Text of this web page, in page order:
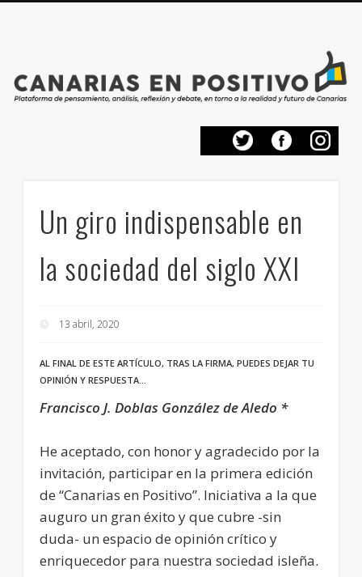
Un giro indispensable en
la sociedad del siglo XXI
13 abril, 2020
AL FINAL DE ESTE ARTÍCULO, TRAS LA FIRMA, PUEDES DEJAR TU
OPINIÓN Y RESPUESTA…
Francisco J. Doblas González de Aledo *
He aceptado, con honor y agradecido por la
invitación, participar en la primera edición
de “Canarias en Positivo”. Iniciativa a la que
auguro un gran éxito y que cubre -sin
duda- un espacio de opinión crítico y
enriquecedor para nuestra sociedad isleña.